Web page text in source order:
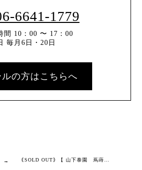
6641-1779
間 10：00 〜 17：00
毎月6日・20日
ルの方はこちらへ